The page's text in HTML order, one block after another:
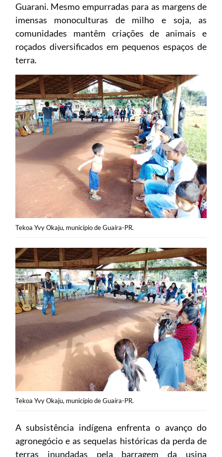
Guarani. Mesmo empurradas para as margens de
imensas monoculturas de milho e soja, as
comunidades mantêm criações de animais e
roçados diversificados em pequenos espaços de
terra.
Tekoa Yvy Okaju, município de Guaíra-PR.
Tekoa Yvy Okaju, município de Guaíra-PR.
A subsistência indígena enfrenta o avanço do
agronegócio e as sequelas históricas da perda de
terras inundadas pela barragem da usina